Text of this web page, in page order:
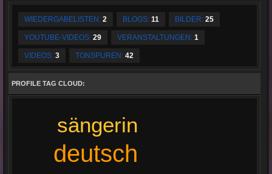
WIEDERGABELISTEN: 2 BLOGS: 11 BILDER: 25
YOUTUBE-VIDEOS: 29 VERANSTALTUNGEN: 1
VIDEOS: 3 TONSPUREN: 42
PROFILE TAG CLOUD:
deutsch
sängerin